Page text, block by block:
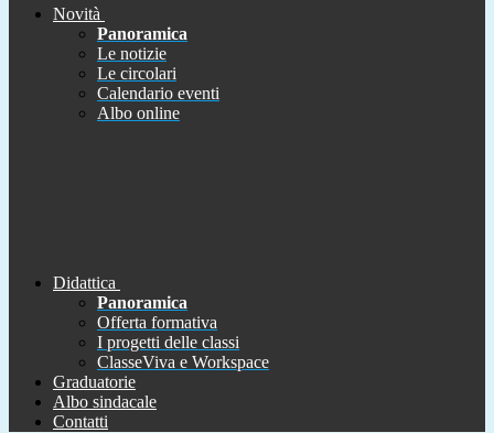
Novità
Panoramica
Le notizie
Le circolari
Calendario eventi
Albo online
Didattica
Panoramica
Offerta formativa
I progetti delle classi
ClasseViva e Workspace
Graduatorie
Albo sindacale
Contatti